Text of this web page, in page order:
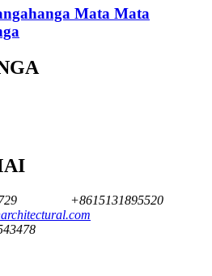
Mata Mata
+8615131895520